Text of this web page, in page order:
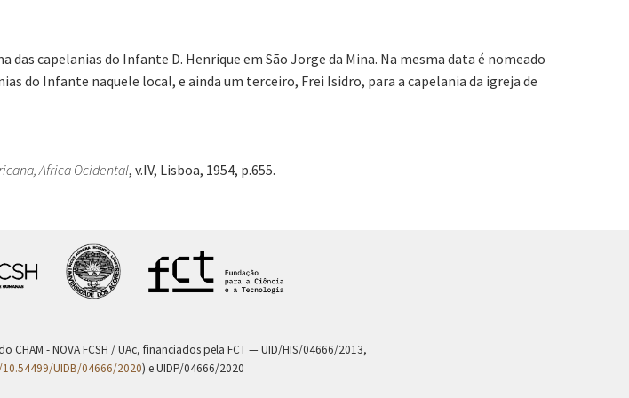
das capelanias do Infante D. Henrique em São Jorge da Mina. Na mesma data é nomeado
do Infante naquele local, e ainda um terceiro, Frei Isidro, para a capelania da igreja de
Africa Ocidental, v.IV, Lisboa, 1954, p.655.
CHAM - NOVA FCSH / UAc, financiados pela FCT — UID/HIS/04666/2013,
UIDB/04666/2020) e UIDP/04666/2020